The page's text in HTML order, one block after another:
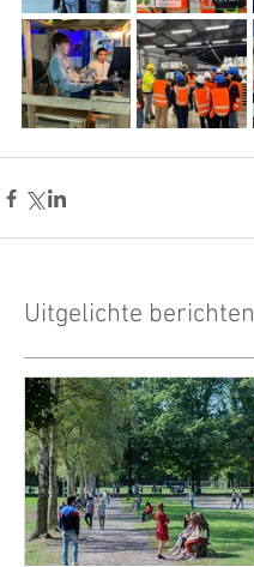
Uitgelichte berichten